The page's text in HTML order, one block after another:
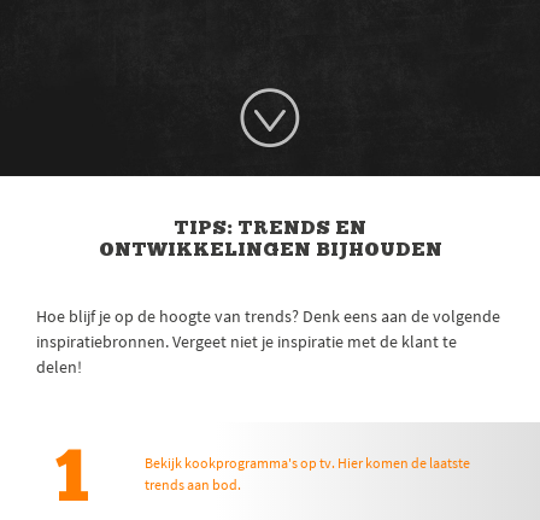
TIPS: TRENDS EN
ONTWIKKELINGEN BIJHOUDEN
Hoe blijf je op de hoogte van trends? Denk eens aan de volgende
inspiratiebronnen. Vergeet niet je inspiratie met de klant te
delen!
1
Bekijk kookprogramma's op tv. Hier komen de laatste
trends aan bod.